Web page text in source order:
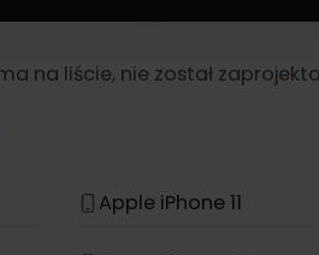
Nasze karty eSIM działają